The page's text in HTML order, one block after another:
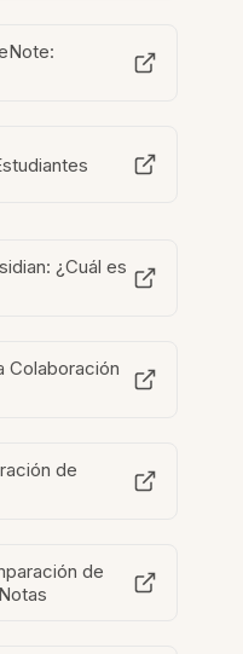
¿Cuál es
Colaboración
de
de